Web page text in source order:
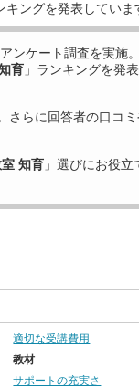
ングを発表していま
ンケート調査を実施。
育 」ランキングを発
さらに回答者の口コ
知育 」選びにお役立
適切な受講費用
教材
サポートの充実さ